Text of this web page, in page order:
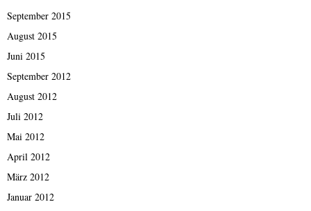
September 2015
August 2015
Juni 2015
September 2012
August 2012
Juli 2012
Mai 2012
April 2012
März 2012
Januar 2012